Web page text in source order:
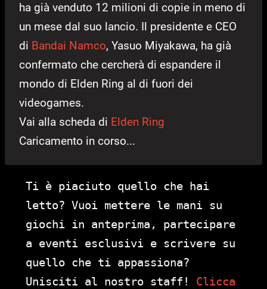
ha già venduto 12 milioni di copie in meno di
un mese dal suo lancio. Il presidente e CEO
di Bandai Namco, Yasuo Miyakawa, ha già
confermato che cercherà di espandere il
mondo di Elden Ring al di fuori dei
videogames.
Vai alla scheda di Elden Ring
Caricamento in corso...
Ti è piaciuto quello che hai
letto? Vuoi mettere le mani su
giochi in anteprima, partecipare
a eventi esclusivi e scrivere su
quello che ti appassiona?
Unisciti al nostro staff! Clicca